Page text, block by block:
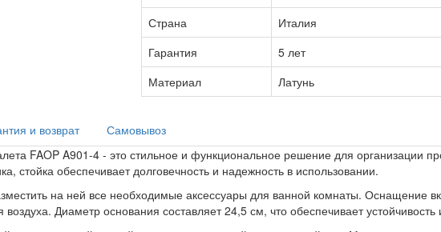
Страна
Италия
Гарантия
5 лет
Материал
Латунь
и возврат
Самовывоз
FAOP A901-4 - это стильное и функциональное решение для организации
стойка обеспечивает долговечность и надежность в использовании.
на ней все необходимые аксессуары для ванной комнаты. Оснащение
Диаметр основания составляет 24,5 см, что обеспечивает устойчивость